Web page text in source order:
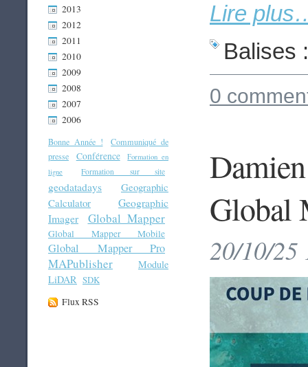
2013
2012
2011
2010
2009
2008
2007
2006
Bonne Année !
Communiqué de
presse
Conférence
Formation en
ligne
Formation sur site
geodatadays
Geographic
Calculator
Geographic
Imager
Global Mapper
Global Mapper Mobile
Global Mapper Pro
MAPublisher
Module
LiDAR SDK
Flux RSS
Lire
Balises
0
Global
20/10/25